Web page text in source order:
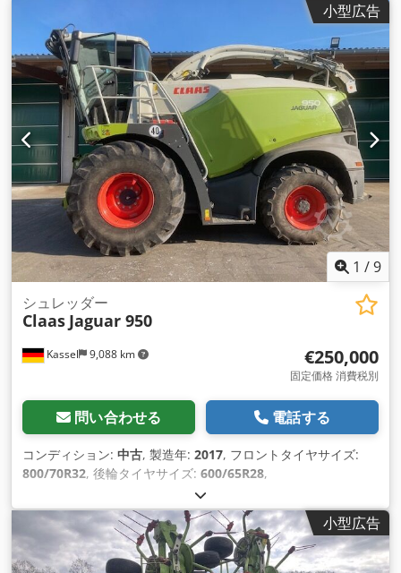
小型広告
1 /9
Kassel 9,088 km
シュレッダー
Claas Jaguar 950
€250,000
固定価格 消費税別
問い合わせる 電話する
コンディション: 中古, 製造年: 2017, フロントタイヤサイズ:
800/70R32, 後輪タイヤサイズ: 600/65R28,
小型広告